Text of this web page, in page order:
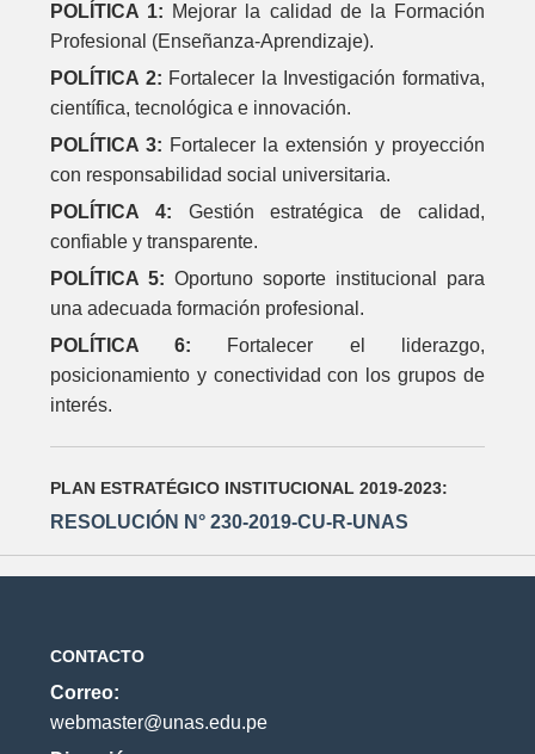
POLÍTICA 1: Mejorar la calidad de la Formación
Profesional (Enseñanza-Aprendizaje).
POLÍTICA 2: Fortalecer la Investigación formativa,
científica, tecnológica e innovación.
POLÍTICA 3: Fortalecer la extensión y proyección
con responsabilidad social universitaria.
POLÍTICA 4: Gestión estratégica de calidad,
confiable y transparente.
POLÍTICA 5: Oportuno soporte institucional para
una adecuada formación profesional.
POLÍTICA 6: Fortalecer el liderazgo,
posicionamiento y conectividad con los grupos de
interés.
PLAN ESTRATÉGICO INSTITUCIONAL 2019-2023:
RESOLUCIÓN N° 230-2019-CU-R-UNAS
CONTACTO
Correo:
webmaster@unas.edu.pe